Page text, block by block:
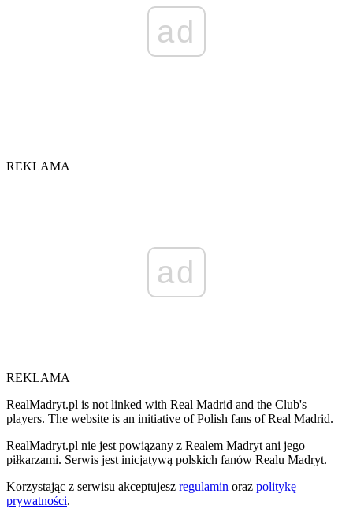
ad
REKLAMA
ad
REKLAMA
RealMadryt.pl is not linked with Real Madrid and the Club's
players. The website is an initiative of Polish fans of Real Madrid.
RealMadryt.pl nie jest powiązany z Realem Madryt ani jego
piłkarzami. Serwis jest inicjatywą polskich fanów Realu Madryt.
Korzystając z serwisu akceptujesz regulamin oraz politykę
prywatności.